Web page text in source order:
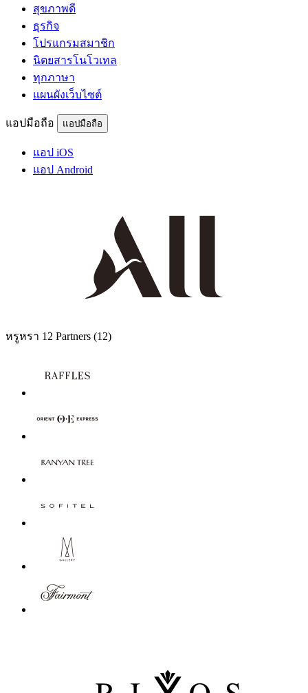
สุขภาพดี
ธุรกิจ
โปรแกรมสมาชิก
นิตยสารโนโวเทล
ทุกภาษา
แผนผังเว็บไซต์
แอปมือถือ แอปมือถือ
แอป iOS
แอป Android
หรูหรา 12 Partners (12)